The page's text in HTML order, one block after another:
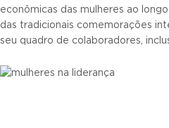
econômicas das mulheres ao
das tradicionais comemorações
seu quadro de colaboradores,